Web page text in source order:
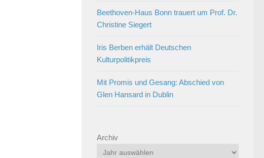
Beethoven-Haus Bonn trauert um Prof. Dr.
Christine Siegert
Iris Berben erhält Deutschen
Kulturpolitikpreis
Mit Promis und Gesang: Abschied von
Glen Hansard in Dublin
Archiv